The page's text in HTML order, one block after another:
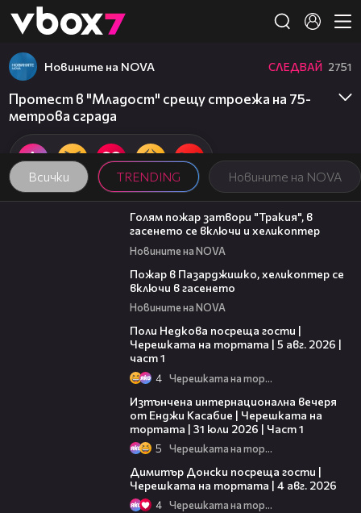
👾
Всички TRENDING Новините на NOVA
Новините на NOVA СЛЕДВАЙ 2751
Протест в "Младост" срещу строежа на 75-
метрова сграда
00:33
Голям пожар затвори "Тракия", в
гасенето се включи и хеликоптер
Новините на NOVA
Пожар в Пазарджишко, хеликоптер се
включи в гасенето
Новините на NOVA
Поли Недкова посреща гости |
Черешката на тортата | 5 авг. 2026 |
част 1
4 Черешката на тортата
Изтънчена интернационална вечеря
от Енджи Касабие | Черешката на
тортата | 31 юли 2026 | Част 1
5 Черешката на тортата
Димитър Донски посреща гости |
Черешката на тортата | 4 авг. 2026
4 Черешката на тортата